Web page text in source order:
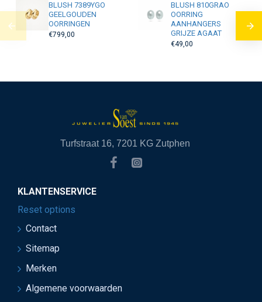
BLUSH 7389YGO
GEELGOUDEN
OORRINGEN
€799,00
BLUSH 810GRAO
OORRING
AANHANGERS
GRIJZE AGAAT
€49,00
Turfstraat 16, 7201 KG Zutphen
KLANTENSERVICE
Reset options
Contact
Sitemap
Merken
Algemene voorwaarden